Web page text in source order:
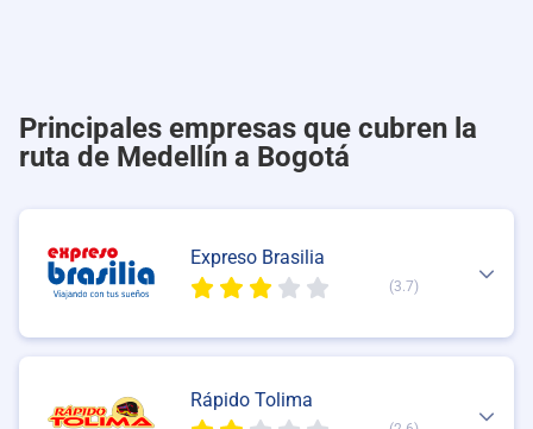
Principales empresas que cubren la
ruta de Medellín a Bogotá
Expreso Brasilia
(3.7)
Rápido Tolima